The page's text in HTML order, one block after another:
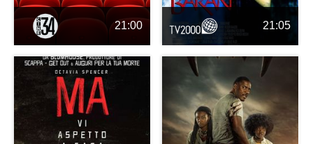
21:00 21:05